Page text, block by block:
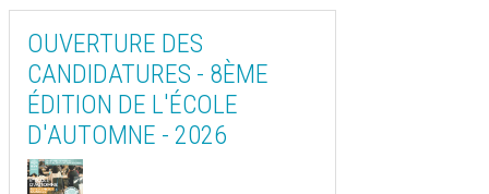
OUVERTURE DES
CANDIDATURES - 8ÈME
ÉDITION DE L'ÉCOLE
D'AUTOMNE - 2026